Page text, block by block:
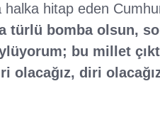
halka hitap eden
türlü bomba olsun,
bu millet
olacağız, diri